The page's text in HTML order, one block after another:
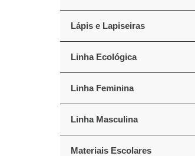
Lápis e Lapiseiras
Linha Ecológica
Linha Feminina
Linha Masculina
Materiais Escolares